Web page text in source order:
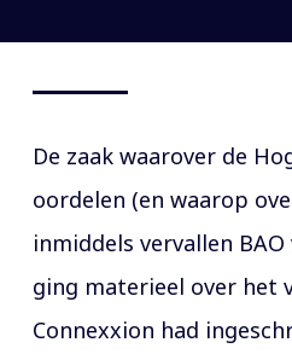
De zaak waarover de
oordelen (en waarop
inmiddels vervallen
ging materieel over het
Connexxion had